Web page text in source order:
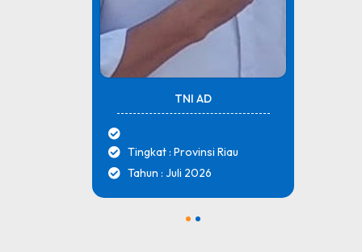
TNI AD
Tingkat : Provinsi Riau
Tahun : Juli 2026